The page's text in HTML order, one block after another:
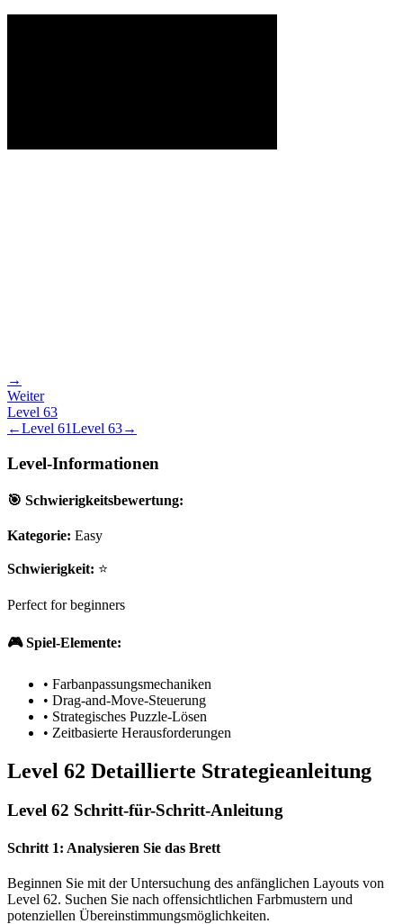
→
Weiter
Level 63
←Level 61Level 63→
Level-Informationen
🎯 Schwierigkeitsbewertung:
Kategorie: Easy
Schwierigkeit: ⭐
Perfect for beginners
🎮 Spiel-Elemente:
• Farbanpassungsmechaniken
• Drag-and-Move-Steuerung
• Strategisches Puzzle-Lösen
• Zeitbasierte Herausforderungen
Level 62 Detaillierte Strategieanleitung
Level 62 Schritt-für-Schritt-Anleitung
Schritt 1: Analysieren Sie das Brett
Beginnen Sie mit der Untersuchung des anfänglichen Layouts von
Level 62. Suchen Sie nach offensichtlichen Farbmustern und
potenziellen Übereinstimmungsmöglichkeiten.